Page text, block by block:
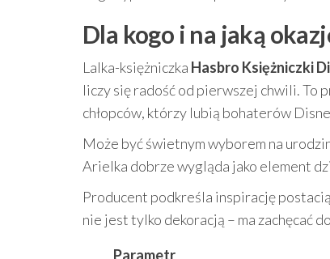
Dla kogo i na jaką
Lalka-księżniczka Hasbro Księżniczki
liczy się radość od pierwszej chwili. To
chłopców, którzy lubią bohaterów
Może być świetnym wyborem na
Arielka dobrze wygląda jako element
Producent podkreśla inspirację
nie jest tylko dekoracją – ma zachęcać
Parametr